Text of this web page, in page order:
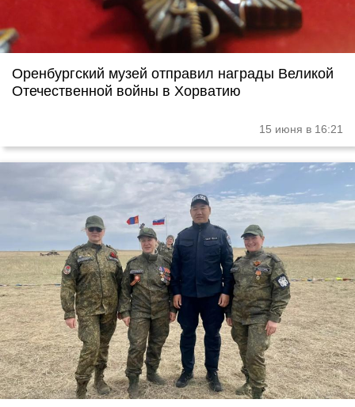
Оренбургский музей отправил награды Великой
Отечественной войны в Хорватию
15 июня в 16:21